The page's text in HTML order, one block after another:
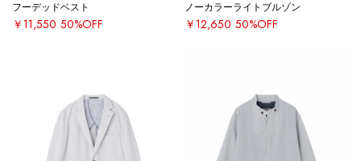
フーデッドベスト
￥11,550 50%OFF
ノーカラーライトブルゾン
￥12,650 50%OFF